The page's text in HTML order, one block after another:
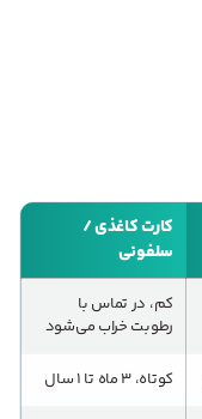
کارت کاغذی /
سلفونی
کم، در تماس با
رطوبت خراب می‌شود
کوتاه، ۳ ماه تا ۱ سال